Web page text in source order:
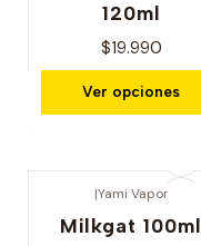
120ml
$19.990
Ver opciones
|Yami Vapor
Milkgat 100ml